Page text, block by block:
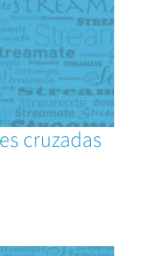
cruzadas